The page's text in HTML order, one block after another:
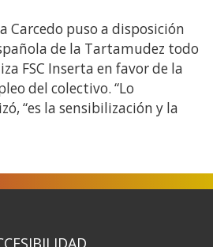
Carcedo puso a disposición
de la Tartamudez todo
FSC Inserta en favor de la
del colectivo. “Lo
“es la sensibilización y la